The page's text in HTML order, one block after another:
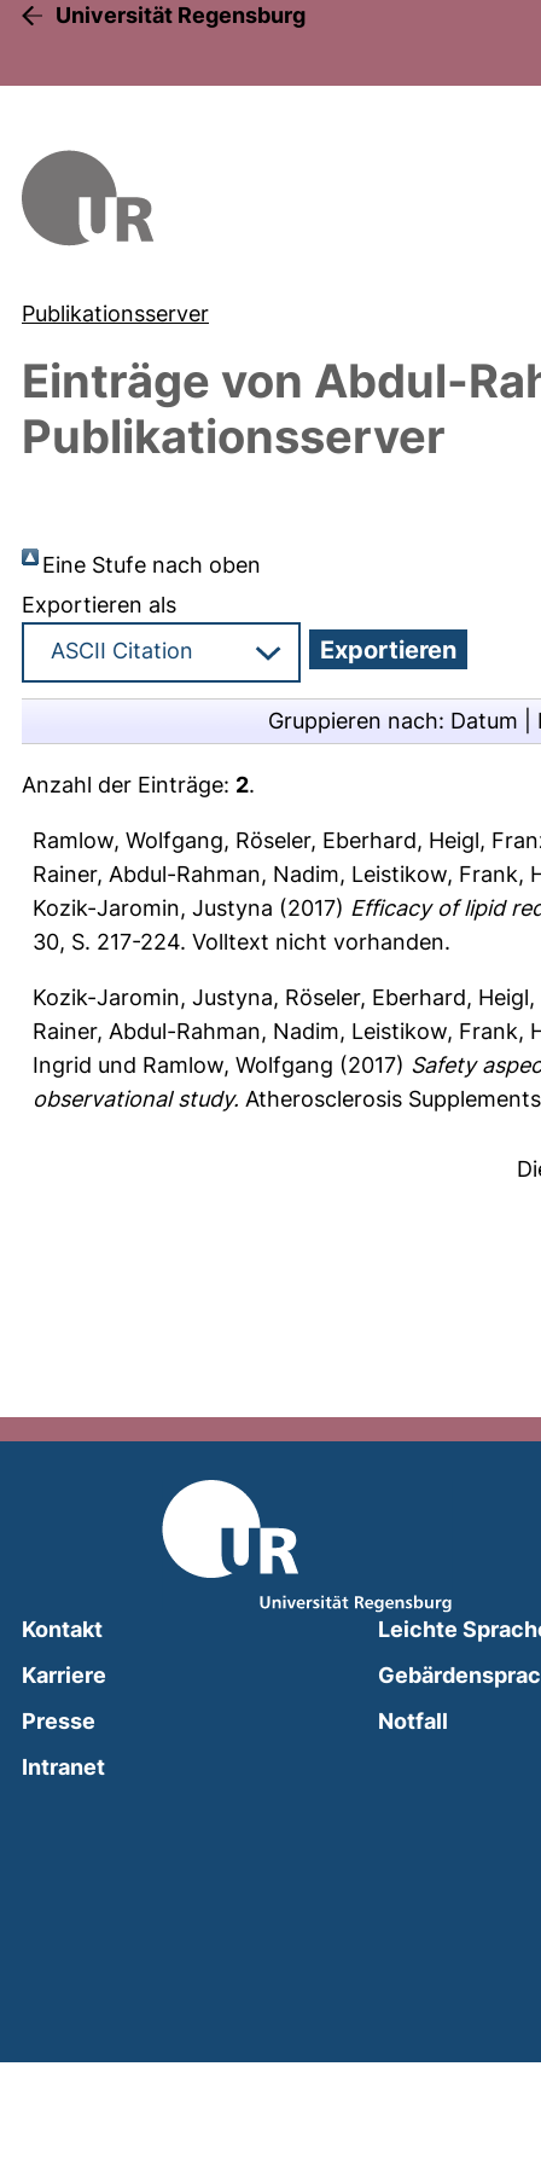
Universität Regensburg
Publikationsserver
Einträge von Abdul-
Publikationsserver
Eine Stufe nach oben
Exportieren als
Gruppieren nach: Datum
Anzahl der Einträge: 2.
Ramlow, Wolfgang, Röseler, Eberhard, Heigl,
Rainer, Abdul-Rahman, Nadim, Leistikow, Frank,
Kozik-Jaromin, Justyna (2017) Efficacy of lipid
30, S. 217-224. Volltext nicht vorhanden.
Kozik-Jaromin, Justyna, Röseler, Eberhard,
Rainer, Abdul-Rahman, Nadim, Leistikow, Frank,
Ingrid und Ramlow, Wolfgang (2017) Safety
observational study. Atherosclerosis
Kontakt
Karriere
Presse
Intranet(external link, opens in a new window)
Leichte
Notfall